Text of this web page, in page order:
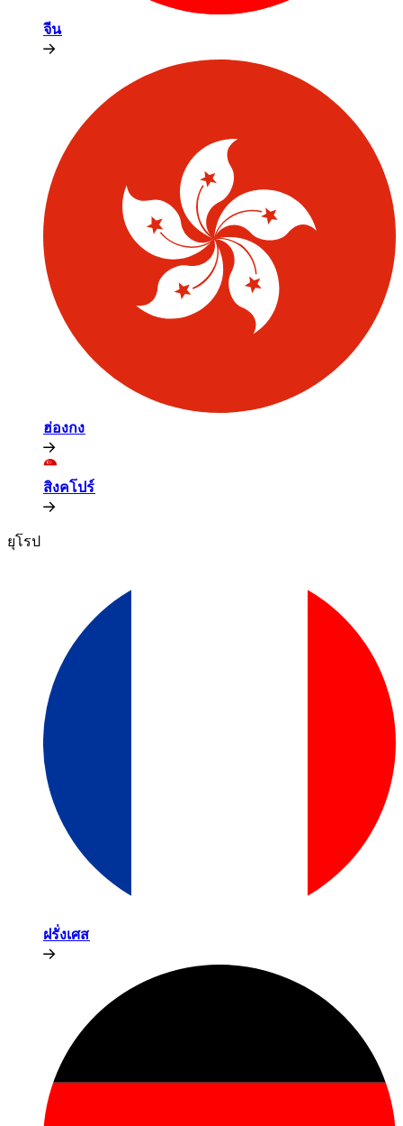
จีน​​
ฮ่องกง​​
สิงคโปร์​​
ยุโรป​​
ฝรั่งเศส​​